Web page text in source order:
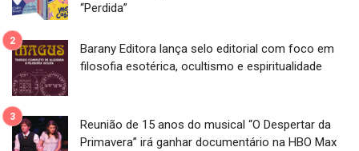
“Perdida”
Barany Editora lança selo editorial com foco em
filosofia esotérica, ocultismo e espiritualidade
Reunião de 15 anos do musical “O Despertar da
Primavera” irá ganhar documentário na HBO Max